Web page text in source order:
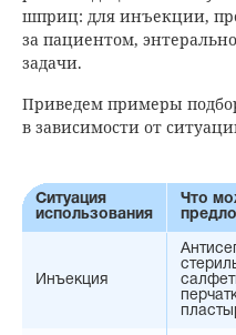
шприц: для инъекции,
за пациентом,
задачи.
Приведем примеры
в зависимости от
Ситуация
использования
Что
Инъекция